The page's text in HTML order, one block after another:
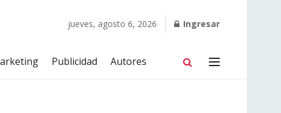
jueves, agosto 6, 2026 Ingresar
Publicidad Autores